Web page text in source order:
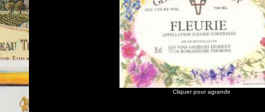
Cliquer pour agrandir